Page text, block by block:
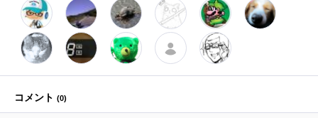
コメント (0)